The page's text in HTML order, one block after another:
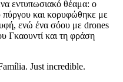
εντυπωσιακό θέαμα: ο
πύργου και κορυφώθηκε με
ενώ ένα σόου με drones
Γκαουντί και τη φράση
Just incredible.